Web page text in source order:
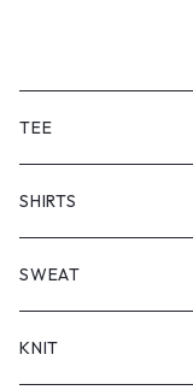
TEE
SHORT SLEEVE
LONG SLEEVE
SHIRTS
SHORT SLEEVE
LONG SLEEVE
SWEAT
KNIT